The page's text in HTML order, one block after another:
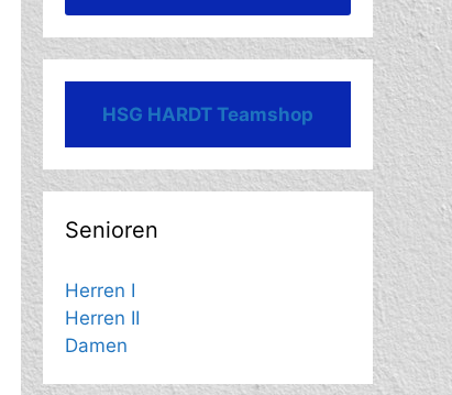
HSG HARDT Teamshop
Senioren
Herren I
Herren II
Damen